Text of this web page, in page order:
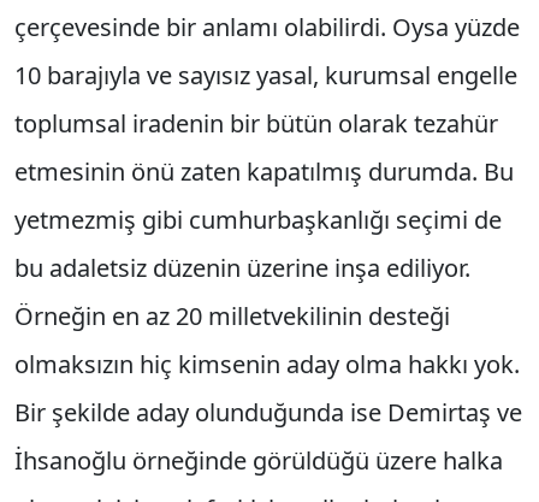
çerçevesinde bir anlamı olabilirdi. Oysa yüzde
10 barajıyla ve sayısız yasal, kurumsal engelle
toplumsal iradenin bir bütün olarak tezahür
etmesinin önü zaten kapatılmış durumda. Bu
yetmezmiş gibi cumhurbaşkanlığı seçimi de
bu adaletsiz düzenin üzerine inşa ediliyor.
Örneğin en az 20 milletvekilinin desteği
olmaksızın hiç kimsenin aday olma hakkı yok.
Bir şekilde aday olunduğunda ise Demirtaş ve
İhsanoğlu örneğinde görüldüğü üzere halka